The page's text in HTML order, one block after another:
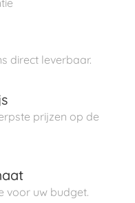
direct leverbaar.
prijzen op de
voor uw budget.